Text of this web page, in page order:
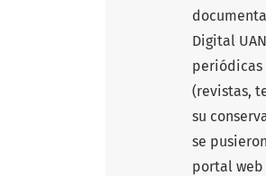
Digital
periódicas
(revistas,
su
se
portal